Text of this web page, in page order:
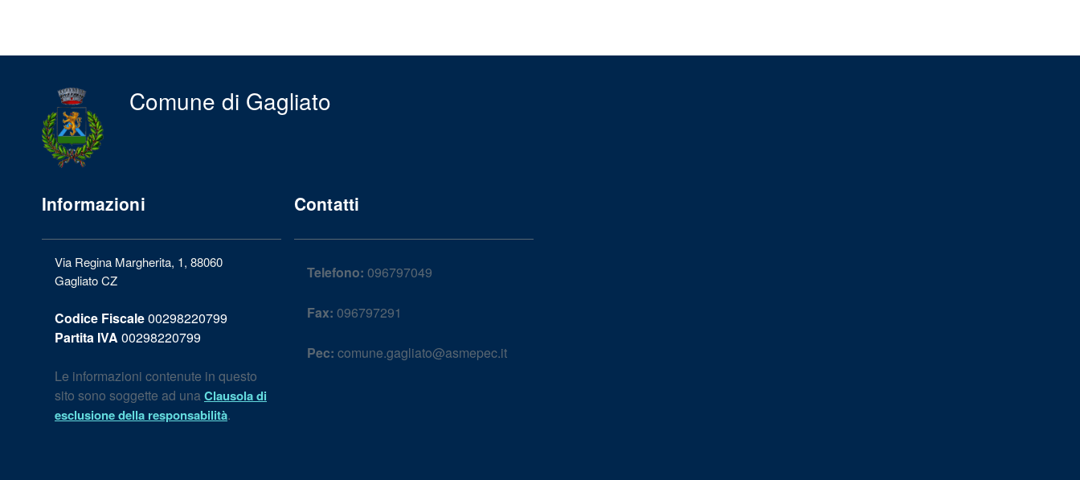
Comune di Gagliato
Informazioni
Via Regina Margherita, 1, 88060
Gagliato CZ
Codice Fiscale00298220799
Partita IVA 00298220799
Le informazioni contenute in questo
sito sono soggette ad una Clausola di
esclusione della responsabilità.
Contatti
Telefono: 096797049
Fax: 096797291
Pec: comune.gagliato@asmepec.it